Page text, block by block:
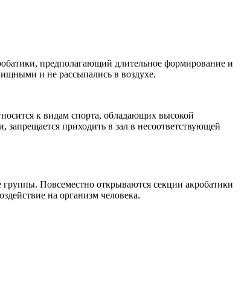
предполагающий длительное формирование и
и не рассыпались в воздухе.
к видам спорта, обладающих высокой
запрещается приходить в зал в несоответствующей
группы. Повсеместно открываются секции акробатики
на организм человека.